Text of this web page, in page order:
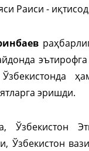
Раиси -
эришди.
Ўзбекистон
Ўзбекистон